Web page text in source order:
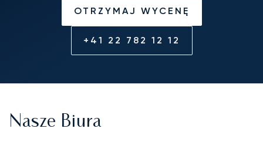
OTRZYMAJ WYCENĘ
+41 22 782 12 12
Nasze Biura